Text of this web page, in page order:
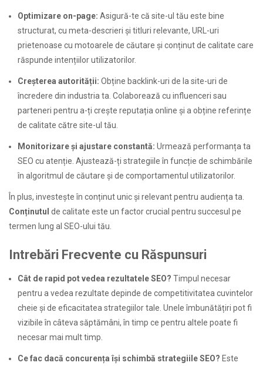
Optimizare on-page: Asigură-te că site-ul tău este bine
structurat, cu meta-descrieri și titluri relevante, URL-uri
prietenoase cu motoarele de căutare și conținut de calitate care
răspunde intențiilor utilizatorilor.
Creșterea autorității: Obține backlink-uri de la site-uri de
încredere din industria ta. Colaborează cu influenceri sau
parteneri pentru a-ți crește reputația online și a obține referințe
de calitate către site-ul tău.
Monitorizare și ajustare constantă: Urmează performanța ta
SEO cu atenție. Ajustează-ți strategiile în funcție de schimbările
în algoritmul de căutare și de comportamentul utilizatorilor.
În plus, investește în conținut unic și relevant pentru audiența ta.
Conținutul de calitate este un factor crucial pentru succesul pe
termen lung al SEO-ului tău.
Intrebări Frecvente cu Răspunsuri
Cât de rapid pot vedea rezultatele SEO? Timpul necesar
pentru a vedea rezultate depinde de competitivitatea cuvintelor
cheie și de eficacitatea strategiilor tale. Unele îmbunătățiri pot fi
vizibile în câteva săptămâni, în timp ce pentru altele poate fi
necesar mai mult timp.
Ce fac dacă concurența își schimbă strategiile SEO? Este